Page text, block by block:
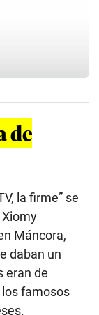
de
la firme” se
Máncora,
daban un
eran de
famosos